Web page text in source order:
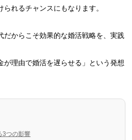
れるチャンスにもなります。
だからこそ効果的な婚活戦略を、実践
が理由で婚活を遅らせる」という発想
3つの影響